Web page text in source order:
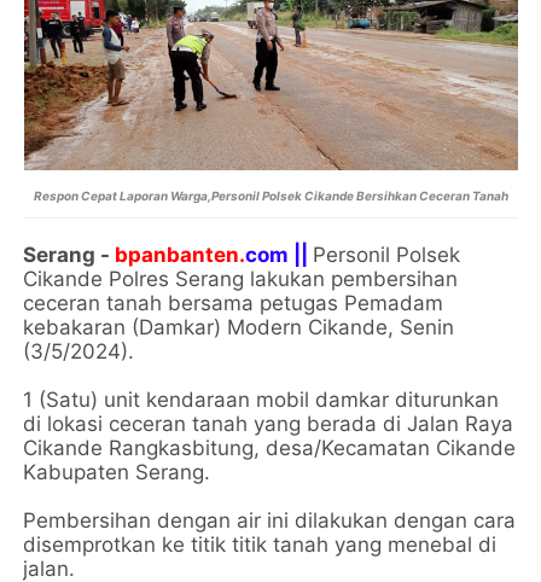
Respon Cepat Laporan Warga,Personil Polsek Cikande Bersihkan Ceceran Tanah
Serang - bpanbanten.com || Personil Polsek
Cikande Polres Serang lakukan pembersihan
ceceran tanah bersama petugas Pemadam
kebakaran (Damkar) Modern Cikande, Senin
(3/5/2024).
1 (Satu) unit kendaraan mobil damkar diturunkan
di lokasi ceceran tanah yang berada di Jalan Raya
Cikande Rangkasbitung, desa/Kecamatan Cikande
Kabupaten Serang.
Pembersihan dengan air ini dilakukan dengan cara
disemprotkan ke titik titik tanah yang menebal di
jalan.